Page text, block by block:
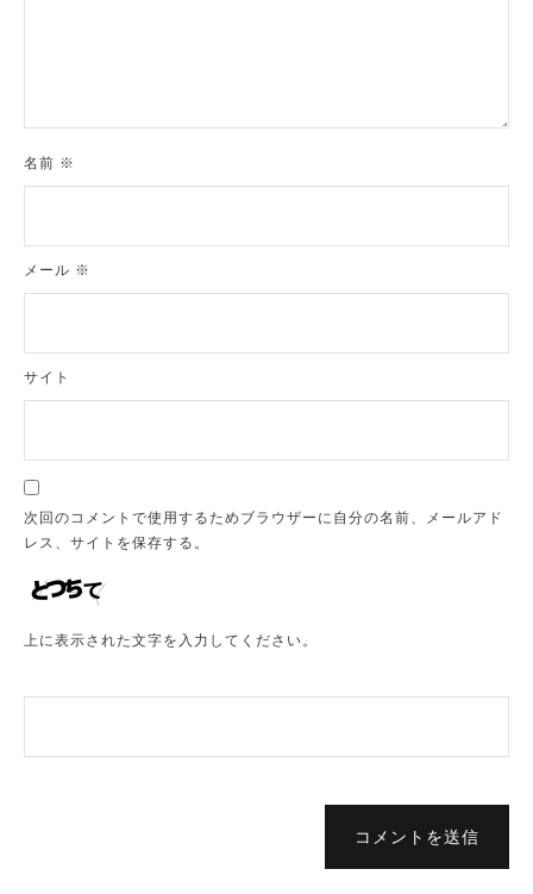
名前 ※
メール ※
サイト
次回のコメントで使用するためブラウザーに自分の名前、メールアド
レス、サイトを保存する。
上に表示された文字を入力してください。
コメントを送信